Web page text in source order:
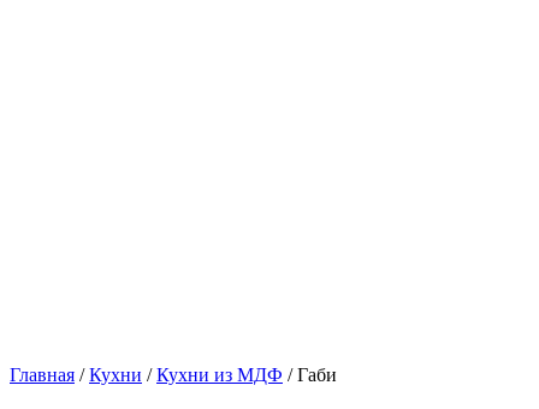
Главная /Кухни /Кухни из МДФ / Габи